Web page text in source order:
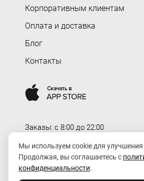
Корпоративным клиентам
Оплата и доставка
Блог
Контакты
Заказы: c 8:00 до 22:00
Доставка: c 8:00 до 00:00
order@rozaexpress.ru
Мы используем cookie для
Продолжая, вы соглашаетесь с
конфиденциальности.